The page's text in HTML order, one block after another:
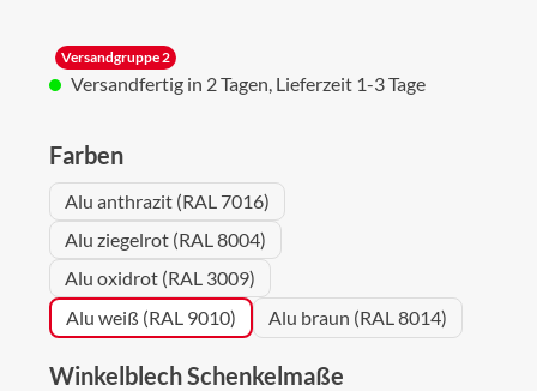
Versandgruppe 2
Versandfertig in 2 Tagen, Lieferzeit 1-3 Tage
Farbenauswählen
Alu anthrazit (RAL 7016)
Alu ziegelrot (RAL 8004)
Alu oxidrot (RAL 3009)
Alu weiß (RAL 9010)
Alu braun (RAL 8014)
Winkelblech Schenkelmaße